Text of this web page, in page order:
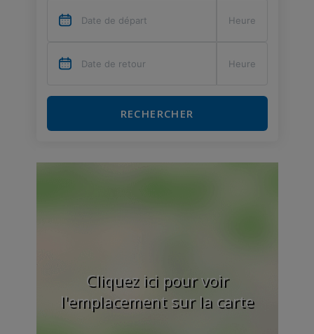
RECHERCHER
Cliquez ici pour voir
l'emplacement sur la carte